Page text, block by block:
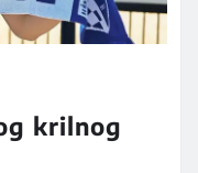
krilnog